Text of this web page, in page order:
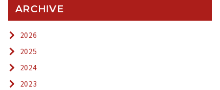
ARCHIVE
2026
2025
2024
2023